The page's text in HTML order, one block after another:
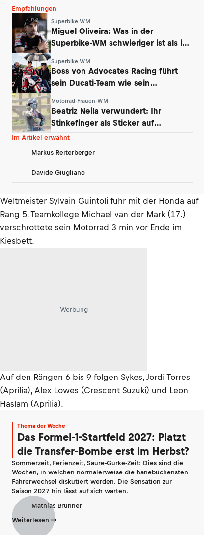
Empfehlungen
Superbike WM
Miguel Oliveira: Was in der
Superbike-WM schwieriger ist als in
Superbike WM
Boss von Advocates Racing führt
sein Ducati-Team wie sein
Motorrad-Frauen-WM
Beatriz Neila verwundert: Ihr
Stinkefinger als Sticker auf
WhatsApp & Insta
Im Artikel erwähnt
Markus Reiterberger
Davide Giugliano
Weltmeister Sylvain Guintoli fuhr mit der Honda auf
Rang 5, Teamkollege Michael van der Mark (17.)
verschrottete sein Motorrad 3 min vor Ende im
Kiesbett.
Werbung
Auf den Rängen 6 bis 9 folgen Sykes, Jordi Torres
(Aprilia), Alex Lowes (Crescent Suzuki) und Leon
Haslam (Aprilia).
Thema der Woche
Das Formel-1-Startfeld 2027: Platzt
die Transfer-Bombe erst im Herbst?
Sommerzeit, Ferienzeit, Saure-Gurke-Zeit: Dies sind die
Wochen, in welchen normalerweise die hanebüchensten
Fahrerwechsel diskutiert werden. Die Sensation zur
Saison 2027 hin lässt auf sich warten.
Mathias Brunner
Weiterlesen